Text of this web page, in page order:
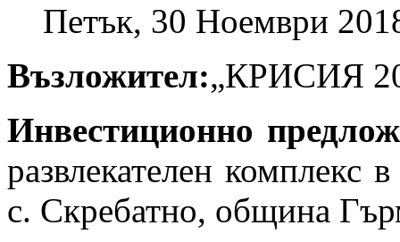
Петък, 30 Ноември
Възложител:„КРИСИЯ
Инвестиционно
развлекателен
с. Скребатно, община